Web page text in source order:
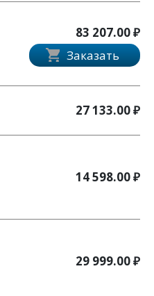
83 207.00 ₽
Заказать
27 133.00 ₽
14 598.00 ₽
29 999.00 ₽